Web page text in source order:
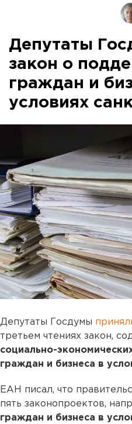
Депутаты
закон о
граждан и
условиях
Депутаты Госдумы
третьем чтениях закон,
социально-
граждан и бизнеса в
ЕАН писал, что
пять законопроектов,
граждан и бизнеса в